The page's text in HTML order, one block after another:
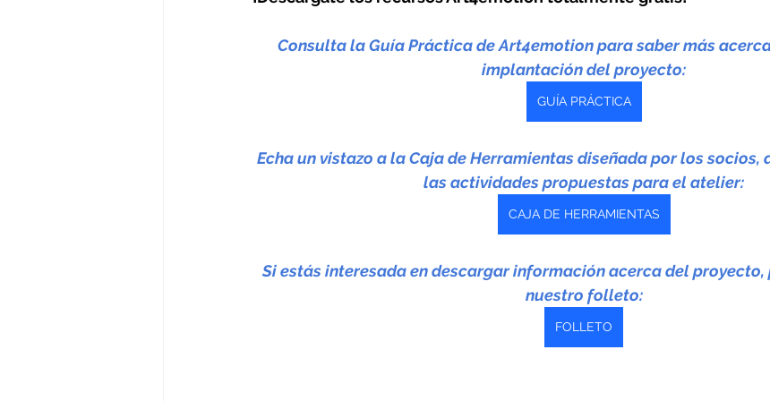
Consulta la Guía Práctica de Art4emotion para saber más
implantación del proyecto:
GUÍA PRÁCTICA
Echa un vistazo a la Caja de Herramientas diseñada por los socios,
las actividades propuestas para el atelier:
CAJA DE HERRAMIENTAS
Si estás interesada en descargar información acerca del proyecto,
nuestro folleto:
FOLLETO